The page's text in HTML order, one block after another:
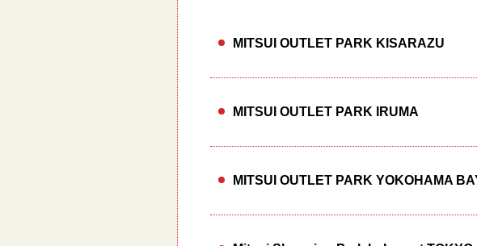
MITSUI OUTLET PARK KISARAZU
MITSUI OUTLET PARK IRUMA
MITSUI OUTLET PARK YOKOHAMA